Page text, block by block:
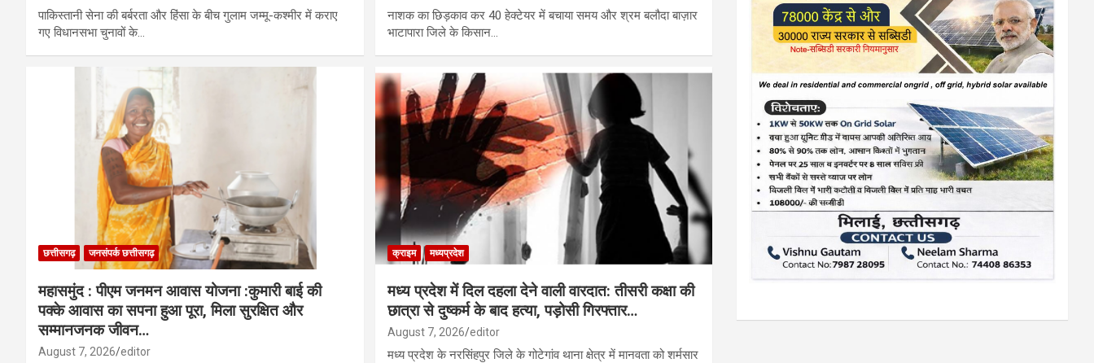
पाकिस्तानी सेना की बर्बरता और हिंसा के बीच गुलाम जम्मू-कश्मीर में कराए
गए विधानसभा चुनावों के…
नाशक का छिड़काव कर 40 हेक्टेयर में बचाया समय और श्रम बलौदा बाज़ार
भाटापारा जिले के किसान…
छत्तीसगढ़ जनसंपर्क छत्तीसगढ़
महासमुंद : पीएम जनमन आवास योजना :कुमारी बाई की
पक्के आवास का सपना हुआ पूरा, मिला सुरक्षित और
सम्मानजनक जीवन…
August 7, 2026 editor
क्राइम मध्यप्रदेश
मध्य प्रदेश में दिल दहला देने वाली वारदात: तीसरी कक्षा की
छात्रा से दुष्कर्म के बाद हत्या, पड़ोसी गिरफ्तार…
August 7, 2026 editor
मध्य प्रदेश के नरसिंहपुर जिले के गोटेगांव थाना क्षेत्र में मानवता को शर्मसार